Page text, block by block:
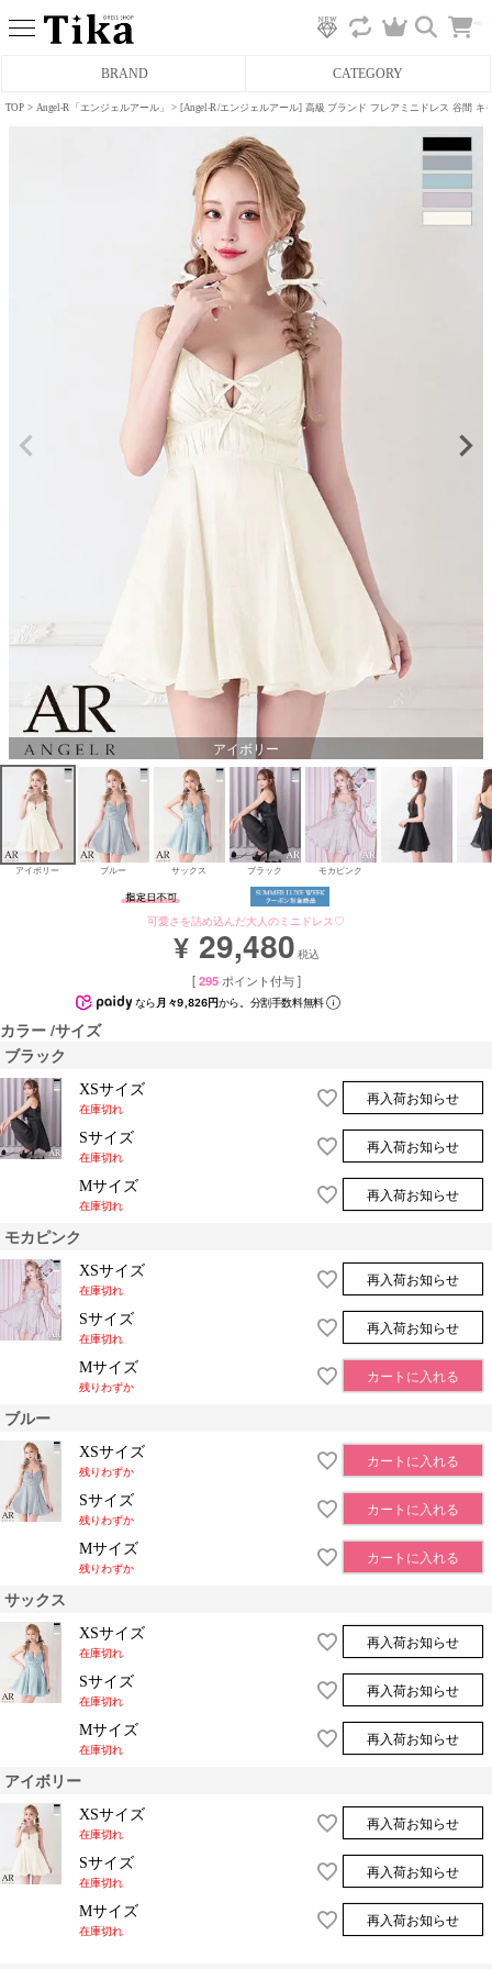
BRAND CATEGORY
タイトロングドレス
へ
TOP Angel-R「エンジェルアール」 [Angel-R/エンジェルアール] 高級 ブランド フレアミニドレス 谷間
アイボリー
アイボリー ブルー サックス ブラック モカピンク
可愛さを詰め込んだ大人のミニドレス♡
¥ 29,480 税込
[ 295 ポイント付与 ]
なら 月々9,826円から。分割手数料無料
カラー サイズ
ブラック
XSサイズ
在庫切れ
再入荷お知らせ
Sサイズ
在庫切れ
再入荷お知らせ
Mサイズ
在庫切れ
再入荷お知らせ
モカピンク
XSサイズ
在庫切れ
再入荷お知らせ
Sサイズ
在庫切れ
再入荷お知らせ
Mサイズ
残りわずか
カートに入れる
ブルー
XSサイズ
残りわずか
カートに入れる
Sサイズ
残りわずか
カートに入れる
Mサイズ
残りわずか
カートに入れる
サックス
XSサイズ
在庫切れ
再入荷お知らせ
Sサイズ
在庫切れ
再入荷お知らせ
Mサイズ
在庫切れ
再入荷お知らせ
アイボリー
XSサイズ
在庫切れ
再入荷お知らせ
Sサイズ
在庫切れ
再入荷お知らせ
Mサイズ
在庫切れ
再入荷お知らせ